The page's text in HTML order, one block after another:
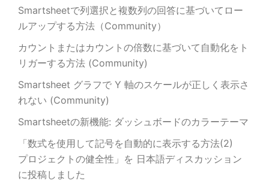
Smartsheetで列選択と複数列の回答に基づいてロー
ルアップする方法（Community）
カウントまたはカウントの倍数に基づいて自動化をト
リガーする方法 (Community)
Smartsheet グラフで Y 軸のスケールが正しく表示さ
れない (Community)
Smartsheetの新機能: ダッシュボードのカラーテーマ
「数式を使用して記号を自動的に表示する方法(2)
プロジェクトの健全性」を 日本語ディスカッション
に投稿しました